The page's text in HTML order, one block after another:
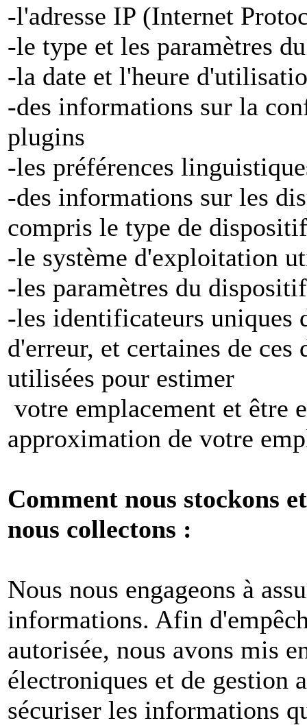
-l'adresse IP (Internet
-le type et les paramètres
-la date et l'heure
-des informations sur la
plugins
-les préférences
-des informations sur les
compris le type de dispositif
-le système d'exploitation
-les paramètres du dispositif
-les identificateurs uniques
d'erreur, et certaines de
utilisées pour estimer
votre emplacement et être
approximation de votre
Comment nous stockons
nous collectons :
Nous nous engageons à
informations. Afin
autorisée, nous avons mis
électroniques et de gestion
sécuriser les informations